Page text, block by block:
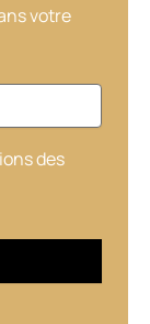
votre
des